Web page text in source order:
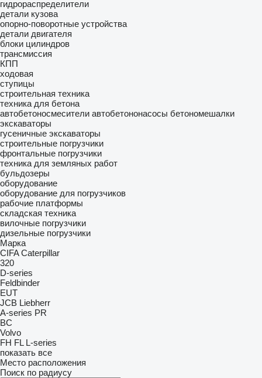
гидрораспределители
детали кузова
опорно-поворотные устройства
детали двигателя
блоки цилиндров
трансмиссия
КПП
ходовая
ступицы
строительная техника
техника для бетона
автобетоносмесители автобетононасосы бетономешалки
экскаваторы
гусеничные экскаваторы
строительные погрузчики
фронтальные погрузчики
техника для земляных работ
бульдозеры
оборудование
оборудование для погрузчиков
рабочие платформы
складская техника
вилочные погрузчики
дизельные погрузчики
Марка
CIFA Caterpillar
320
D-series
Feldbinder
EUT
JCB Liebherr
A-series PR
BC
Volvo
FH FL L-series
показать все
Место расположения
Поиск по радиусу